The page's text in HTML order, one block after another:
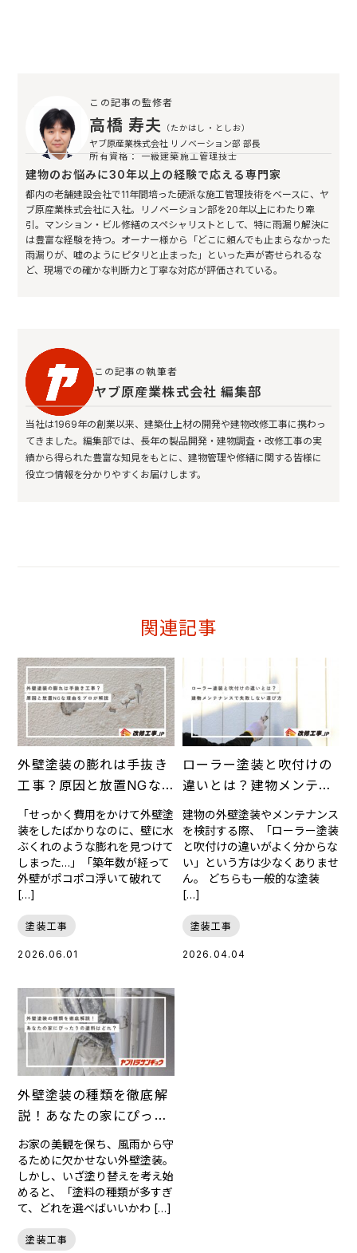
この記事の監修者
高橋 寿夫 （たかはし・としお）
ヤブ原産業株式会社 リノベーション部 部長
所有資格： 一級建築施工管理技士
建物のお悩みに30年以上の経験で応える専門家
都内の老舗建設会社で11年間培った硬派な施工管理技術をベースに、ヤ
ブ原産業株式会社に入社。リノベーション部を20年以上にわたり牽
引。マンション・ビル修繕のスペシャリストとして、特に雨漏り解決に
は豊富な経験を持つ。オーナー様から「どこに頼んでも止まらなかった
雨漏りが、嘘のようにピタリと止まった」といった声が寄せられるな
ど、現場での確かな判断力と丁寧な対応が評価されている。
この記事の執筆者
ヤブ原産業株式会社 編集部
当社は1969年の創業以来、建築仕上材の開発や建物改修工事に携わっ
てきました。編集部では、長年の製品開発・建物調査・改修工事の実
績から得られた豊富な知見をもとに、建物管理や修繕に関する皆様に
役立つ情報を分かりやすくお届けします。
関連記事
外壁塗装の膨れは手抜き
工事？原因と放置NGな
理由をプロが解説
「せっかく費用をかけて外壁塗
装をしたばかりなのに、壁に水
ぶくれのような膨れを見つけて
しまった…」「築年数が経って
外壁がポコポコ浮いて破れて
[…]
塗装工事
2026.06.01
ローラー塗装と吹付けの
違いとは？建物メンテナ
ンスで失敗しない選び方
建物の外壁塗装やメンテナンス
を検討する際、「ローラー塗装
と吹付けの違いがよく分からな
い」という方は少なくありませ
ん。 どちらも一般的な塗装
[…]
塗装工事
2026.04.04
外壁塗装の種類を徹底解
説！あなたの家にぴった
りの塗料はどれ？
お家の美観を保ち、風雨から守
るために欠かせない外壁塗装。
しかし、いざ塗り替えを考え始
めると、「塗料の種類が多すぎ
て、どれを選べばいいかわ […]
塗装工事